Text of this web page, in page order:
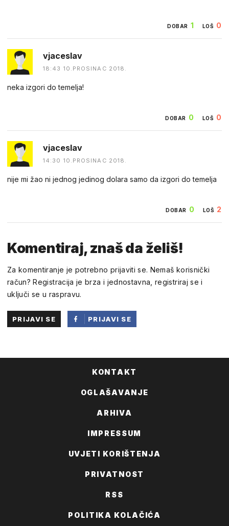
DOBAR 1 LOŠ 0
vjaceslav
18:43 10.PROSINAC 2018.
neka izgori do temelja!
DOBAR 0 LOŠ 0
vjaceslav
14:30 10.PROSINAC 2018.
nije mi žao ni jednog jedinog dolara samo da izgori do temelja
DOBAR 0 LOŠ 2
Komentiraj, znaš da želiš!
Za komentiranje je potrebno prijaviti se. Nemaš korisnički
račun? Registracija je brza i jednostavna, registriraj se i
uključi se u raspravu.
PRIJAVI SE
PRIJAVI SE
KONTAKT
OGLAŠAVANJE
ARHIVA
IMPRESSUM
UVJETI KORIŠTENJA
PRIVATNOST
RSS
POLITIKA KOLAČIĆA